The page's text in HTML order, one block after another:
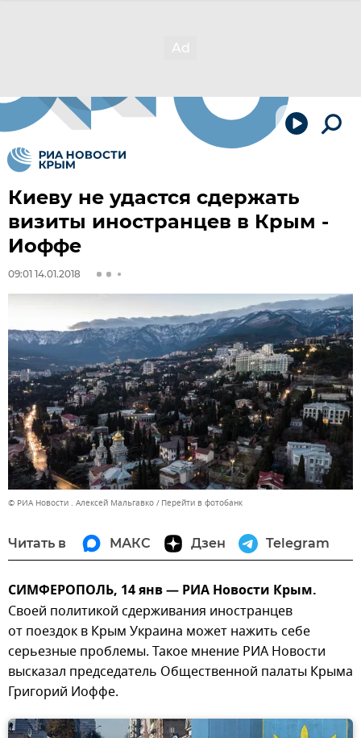
Киеву не удастся сдержать
визиты иностранцев в Крым -
Иоффе
09:01 14.01.2018
© РИА Новости . Алексей Мальгавко Перейти в фотобанк
Читать в МАКС Дзен Telegram
СИМФЕРОПОЛЬ, 14 янв — РИА Новости Крым.
Своей политикой сдерживания иностранцев
от поездок в Крым Украина может нажить себе
серьезные проблемы. Такое мнение РИА Новости
высказал председатель Общественной палаты Крыма
Григорий Иоффе.